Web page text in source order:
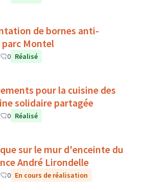
de bornes anti-
Montel
0 Réalisé
pour la cuisine des
solidaire partagée
0 Réalisé
sur le mur d'enceinte du
André Lirondelle
0 En cours de réalisation